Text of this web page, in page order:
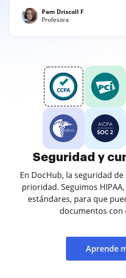
Pam Driscoll F
Profesora
Seguridad y
En DocHub, la seguridad
prioridad. Seguimos HIPAA,
estándares, para que
documentos con
Aprende